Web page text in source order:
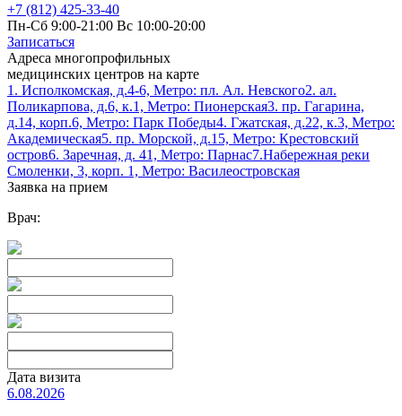
+7 (812) 425-33-40
Пн-Сб 9:00-21:00 Вс 10:00-20:00
Записаться
Адреса многопрофильных
медицинских центров на карте
1. Исполкомская, д.4-6, Метро: пл. Ал. Невского2. ал.
Поликарпова, д.6, к.1, Метро: Пионерская3. пр. Гагарина,
д.14, корп.6, Метро: Парк Победы4. Гжатская, д.22, к.3, Метро:
Академическая5. пр. Морской, д.15, Метро: Крестовский
остров6. Заречная, д. 41, Метро: Парнас7.Набережная реки
Смоленки, 3, корп. 1, Метро: Василеостровская
Заявка на прием
Врач:
Дата визита
6.08.2026